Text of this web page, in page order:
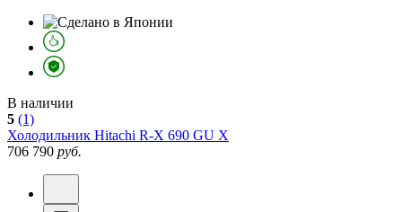
В наличии
5 (1)
Холодильник Hitachi R-X 690 GU X
706 790 руб.